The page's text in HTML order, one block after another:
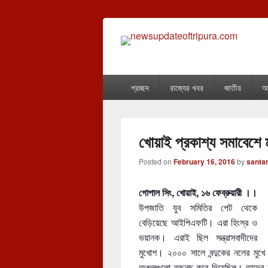
প্রচ্ছদ রাজ্যের খবর জাতীয়
খোয়াই প্রকাশ্য সমাবেশে
Posted on February 16, 2016by
গোপাল সিং, খোয়াই, ১৬ ফেব্রুয়ারী ।।
উপজাতি যুব সমিতির পেট থেকে
বেড়িয়েছে আইপিএফটি। এরা হিংস্র ও
ভয়ানক। এরাই ছিল সন্ত্রাসবাদীদের
মুখোশ। ২০০০ সালে বন্দুকের নলের